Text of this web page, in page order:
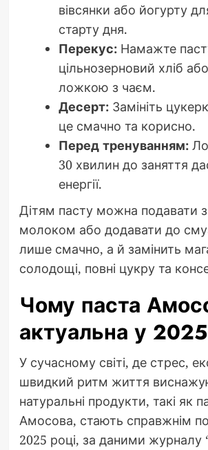
вівсянки або йогурту
старту дня.
Перекус:Намажте
цільнозерновий хліб
ложкою з чаєм.
Десерт:Замініть
це смачно та корисно.
Перед тренуванням:
30 хвилин до заняття
енергії.
Дітям пасту можна подавати
молоком або додавати до
лише смачно, а й замінить
солодощі, повні цукру та
Чому паста
актуальна у
У сучасному світі, де стрес,
швидкий ритм життя
натуральні продукти, такі як
Амосова, стають справжнім
2025 році, за даними журналу